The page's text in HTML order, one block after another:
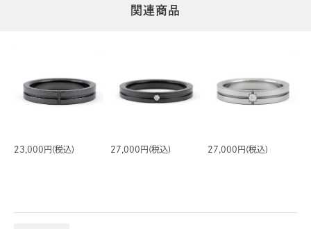
関連商品
23,000円(税込) 27,000円(税込) 27,000円(税込)